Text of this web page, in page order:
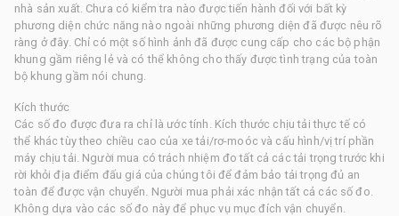
nhà sản xuất. Chưa có kiểm tra nào được tiến hành đối với bất kỳ
phương diện chức năng nào ngoài những phương diện đã được nêu rõ
ràng ở đây. Chỉ có một số hình ảnh đã được cung cấp cho các bộ phận
khung gầm riêng lẻ và có thể không cho thấy được tình trạng của toàn
bộ khung gầm nói chung.
Kích thước
Các số đo được đưa ra chỉ là ước tính. Kích thước chịu tải thực tế có
thể khác tùy theo chiều cao của xe tải/rơ-moóc và cấu hình/vị trí phần
máy chịu tải. Người mua có trách nhiệm đo tất cả các tải trọng trước khi
rời khỏi địa điểm đấu giá của chúng tôi để đảm bảo tải trọng đủ an
toàn để được vận chuyển. Người mua phải xác nhận tất cả các số đo.
Không dựa vào các số đo này để phục vụ mục đích vận chuyển.